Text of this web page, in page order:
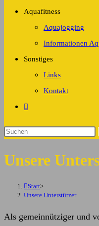
Aquafitness
Aquajogging
Informationen
Sonstiges
Links
Kontakt
Website-
umschalten
Diese
durchsuchen
Unsere
Start>
Unsere Unterstützer
Als gemeinnütziger und